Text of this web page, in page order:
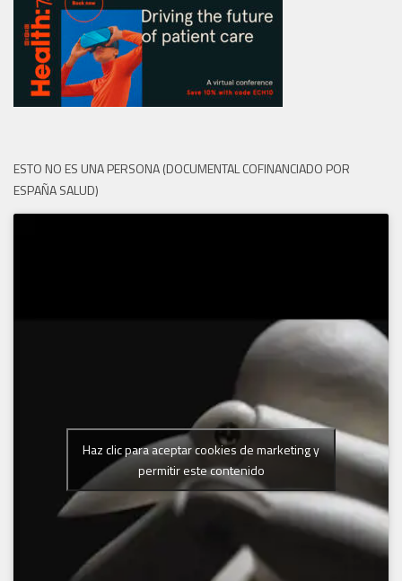
ESTO NO ES UNA PERSONA (DOCUMENTAL COFINANCIADO POR
ESPAÑA SALUD)
Haz clic para aceptar cookies de marketing y
permitir este contenido